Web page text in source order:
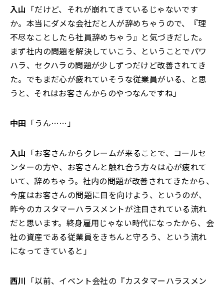
入山 「だけど、それが崩れてきているじゃないです
か。本当にダメな会社だと人が辞めちゃうので、『理
不尽なことしたら社員辞めちゃう』と気づきだした。
まず社内の問題を解決していこう、ということでパワ
ハラ、セクハラの問題が少しずつだけど改善されてき
た。でもまだ心が疲れていそうな従業員がいる、と思
うと、それはお客さんからのやつなんですね」
中田 「うん……」
入山 「お客さんからクレームが来ることで、コールセ
ンターの方や、お客さんと触れ合う方々は心が疲れて
いて、辞めちゃう。社内の問題が改善されてきたから、
今度はお客さんの問題に目を向けよう、というのが、
昨今のカスタマーハラスメントが注目されている流れ
だと思います。終身雇用じゃない時代になったから、会
社の資産である従業員をきちんと守ろう、という流れ
になってきていると」
西川 「以前、イベント会社の『カスタマーハラスメン